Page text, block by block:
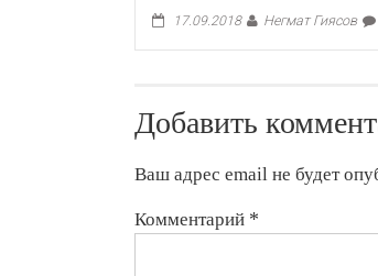
17.09.2018 Негмат Гиясов
Добавить
Ваш адрес email не будет
Комментарий *